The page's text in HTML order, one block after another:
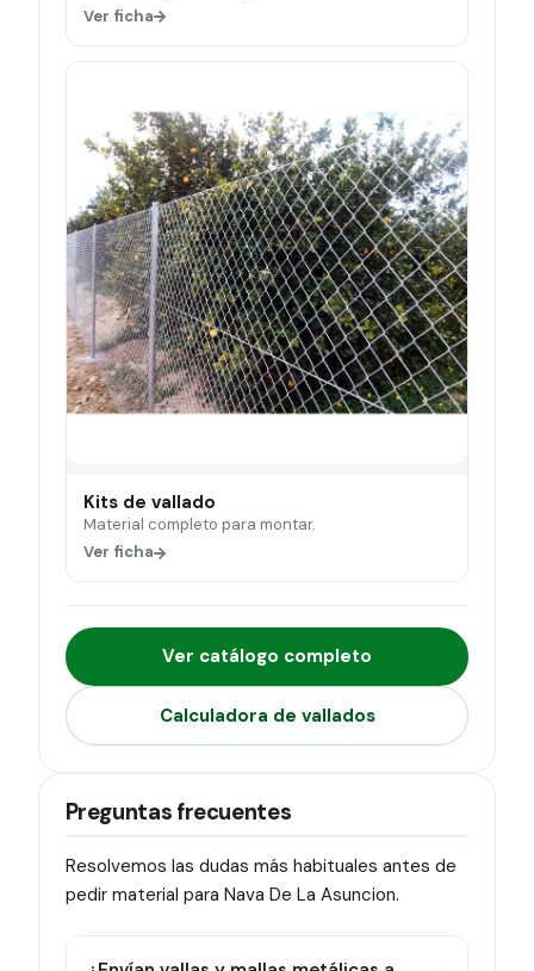
Ver ficha
Kits de vallado
Material completo para montar.
Ver ficha
Ver catálogo completo
Calculadora de vallados
Preguntas frecuentes
Resolvemos las dudas más habituales antes de
pedir material para Nava De La Asuncion.